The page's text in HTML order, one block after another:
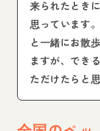
来られたとき
思っています
と一緒にお散
ますが、でき
ただけたらと